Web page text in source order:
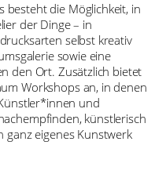
besteht die Möglichkeit, in
der Dinge – in
selbst kreativ
sowie eine
den Ort. Zusätzlich bietet
Workshops an, in denen
und
künstlerisch
eigenes Kunstwerk